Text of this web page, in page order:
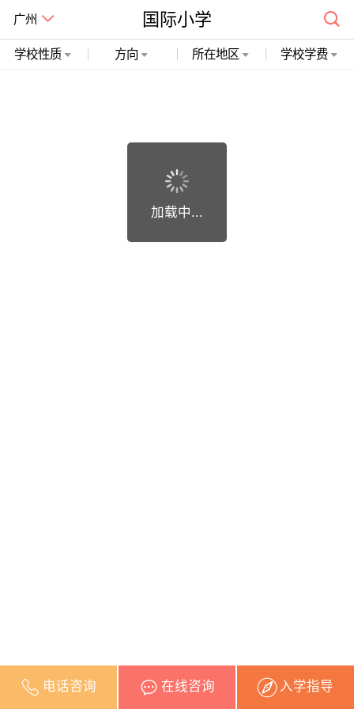
广州 国际小学
学校性质 方向 所在地区 学校学费
电话咨询 在线咨询 入学指导
加载中...